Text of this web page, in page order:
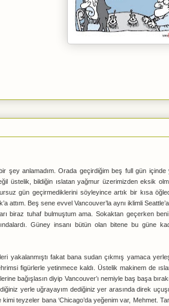
şey anlamadım. Orada geçirdiğim beş full gün içinde
üstelik, bildiğin ıslatan yağmur üzerimizden eksik
gün geçirmediklerini söyleyince artık bir kısa
attım. Beş sene evvel Vancouver’la aynı iklimli
biraz tuhaf bulmuştum ama. Sokaktan geçerken
Güney insanı bütün olan bitene bu güne
yakalanmıştı fakat bana sudan çıkmış yamaca
figürlerle yetinmece kaldı. Üstelik makinem de
bağışlasın diyip Vancouver’ı nemiyle baş başa
yerle uğrayayım dediğiniz yer arasında direk
teyzeler bana ‘Chicago’da yeğenim var, Mehmet.